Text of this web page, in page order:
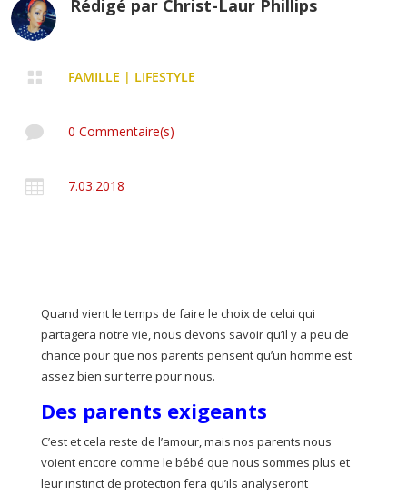
Rédigé par Christ-Laur Phillips
 FAMILLE | LIFESTYLE
 0 Commentaire(s)
 7.03.2018
Quand vient le temps de faire le choix de celui qui
partagera notre vie, nous devons savoir qu’il y a peu de
chance pour que nos parents pensent qu’un homme est
assez bien sur terre pour nous.
Des parents exigeants
C’est et cela reste de l’amour, mais nos parents nous
voient encore comme le bébé que nous sommes plus et
leur instinct de protection fera qu’ils analyseront